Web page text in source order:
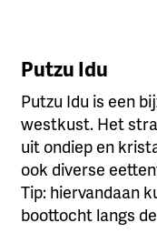
Putzu Idu
Putzu Idu is een
westkust. Het
uit ondiep en
ook diverse
Tip: hiervandaan
boottocht langs